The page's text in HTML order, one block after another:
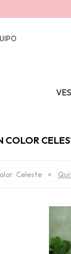
COLOR
Celeste